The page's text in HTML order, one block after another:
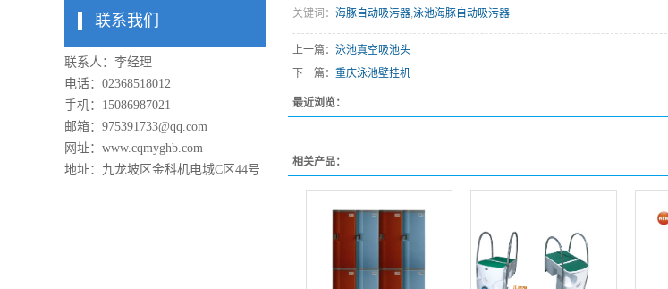
联系我们
联系人：李经理
电话：02368518012
手机：15086987021
邮箱：975391733@qq.com
网址：www.cqmyghb.com
地址：九龙坡区金科机电城C区44号
关键词： 海豚自动吸污器,泳池海豚自动吸污器
上一篇： 泳池真空吸池头
下一篇： 重庆泳池壁挂机
最近浏览：
相关产品：